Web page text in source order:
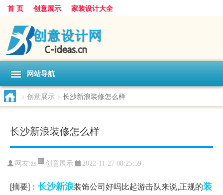
首 页 创意展示 家装设计大全
网站导航
> 创意展示 > 长沙新浪装修怎么样
长沙新浪装修怎么样
网友:zs 创意展示 2022-11-27 08:25:59
[摘要]： 长沙新浪装饰公司好吗比起游击队来说,正规的装